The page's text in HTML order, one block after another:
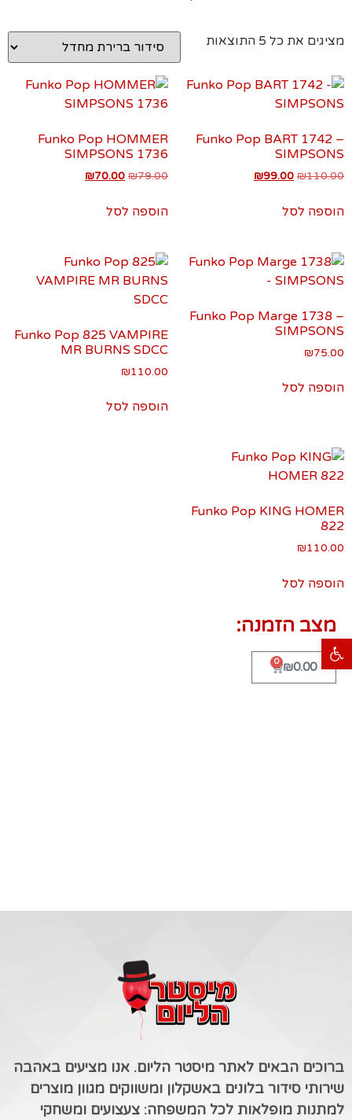
פתח סרגל נגישות
מציגים את כל ⁦5⁩ התוצאות
Funko Pop BART 1742 –
SIMPSONS
₪110.00
₪99.00
הוספה לסל
Funko Pop HOMMER
SIMPSONS 1736
₪79.00
₪70.00
הוספה לסל
Funko Pop Marge 1738 –
SIMPSONS
₪75.00
הוספה לסל
Funko Pop 825 VAMPIRE
MR BURNS SDCC
₪110.00
הוספה לסל
Funko Pop KING HOMER
822
₪110.00
הוספה לסל
מצב הזמנה:
₪0.00
0
ברוכים הבאים לאתר מיסטר הליום. אנו מציעים באהבה
שירותי סידור בלונים באשקלון ומשווקים מגוון מוצרים
למתנות מופלאות לכל המשפחה: צעצועים ומשחקי